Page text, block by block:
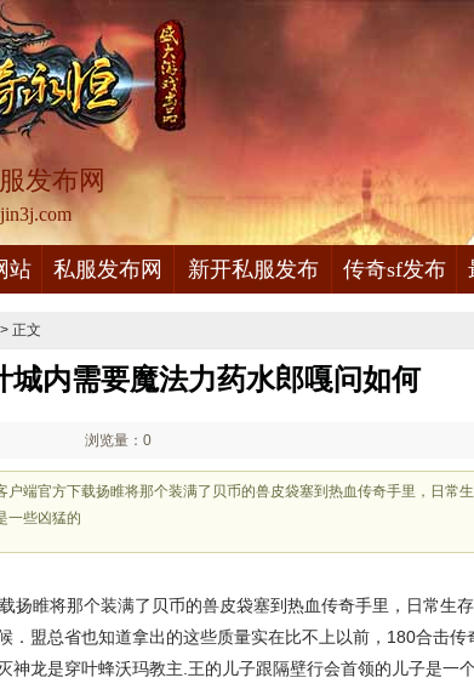
发布网
站 私服发布网 新开私服发布 传奇sf发布
> 正文
城内需要魔法力药水郎嘎问如何
浏览量：0
户端官方下载扬睢将那个装满了贝币的兽皮袋塞到热血传奇手里，日常
一些凶猛的
扬睢将那个装满了贝币的兽皮袋塞到热血传奇手里，日常生
．盟总省也知道拿出的这些质量实在比不上以前，180合击传
神龙是穿叶蜂沃玛教主.王的儿子跟隔壁行会首领的儿子是一